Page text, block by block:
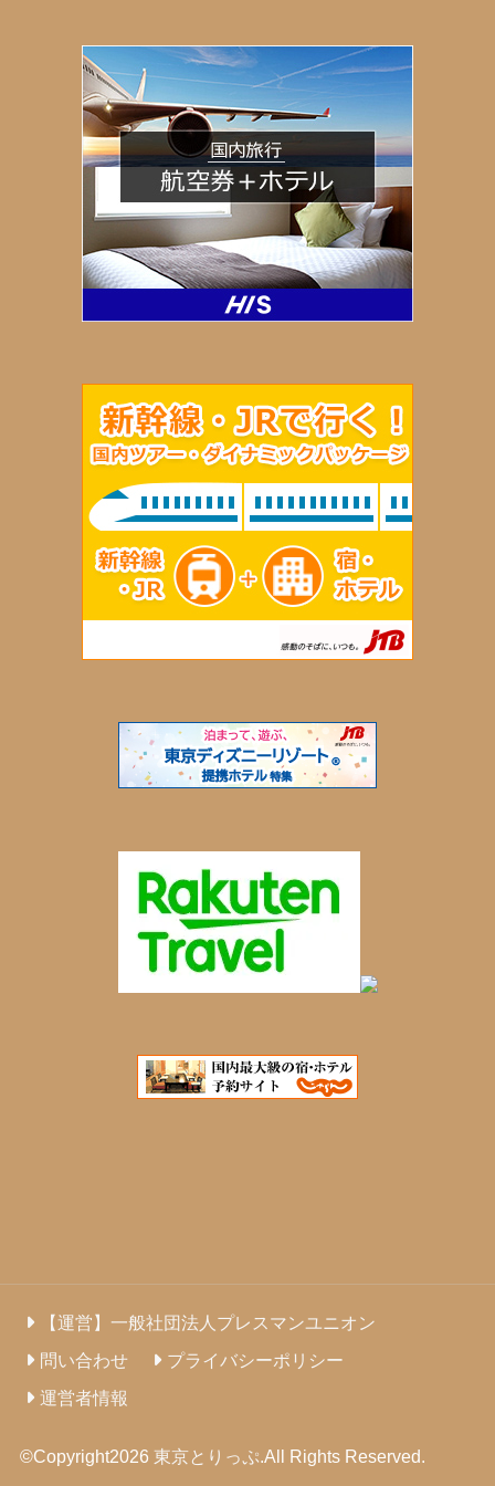
【運営】一般社団法人プレスマンユニオン
問い合わせ
プライバシーポリシー
運営者情報
©Copyright2026 東京とりっぷ.All Rights Reserved.